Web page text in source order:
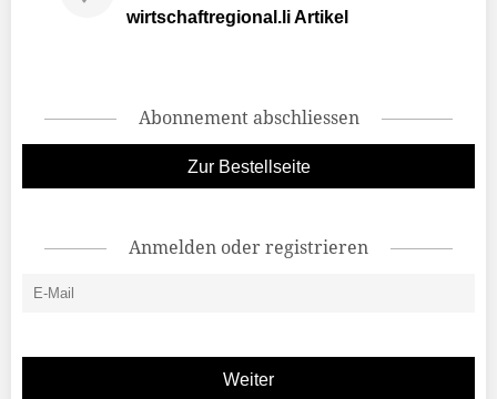
wirtschaftregional.li Artikel
Abonnement abschliessen
Zur Bestellseite
Anmelden oder registrieren